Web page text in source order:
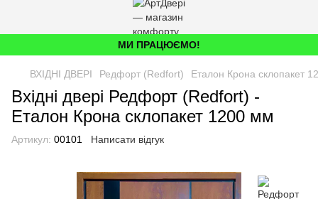
МИ ПРАЦЮЄМО!
ВХІДНІ ДВЕРІ Редфорт (Redfort) Еталон Крона склопакет
Вхідні двері Редфорт (Redfort) -
Еталон Крона склопакет 1200 мм
Артикул: 00101 Написати відгук